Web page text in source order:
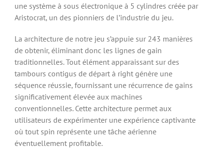
une système à sous électronique à 5 cylindres créée par
Aristocrat, un des pionniers de l’industrie du jeu.
La architecture de notre jeu s’appuie sur 243 manières
de obtenir, éliminant donc les lignes de gain
traditionnelles. Tout élément apparaissant sur des
tambours contigus de départ à right génère une
séquence réussie, fournissant une récurrence de gains
significativement élevée aux machines
conventionnelles. Cette architecture permet aux
utilisateurs de expérimenter une expérience captivante
où tout spin représente une tâche aérienne
éventuellement profitable.